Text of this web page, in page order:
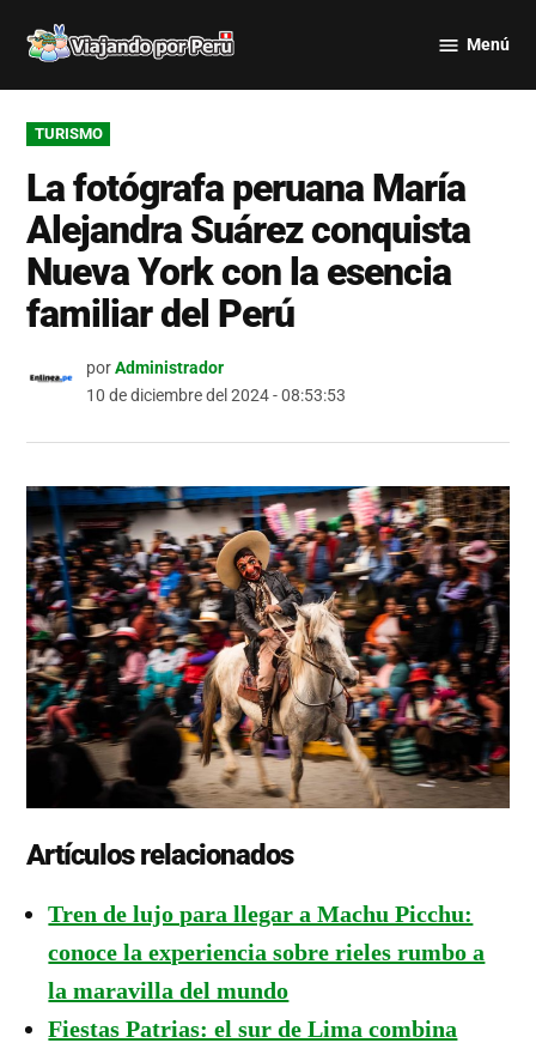
por Perú
Menú
PUBLICADO
EN
TURISMO
La fotógrafa peruana María
Alejandra Suárez conquista
Nueva York con la esencia
familiar del Perú
porAdministrador
10 de diciembre del 2024 - 08:53:53
Artículos relacionados
Tren de lujo para llegar a Machu Picchu:
conoce la experiencia sobre rieles rumbo a
la maravilla del mundo
Fiestas Patrias: el sur de Lima combina